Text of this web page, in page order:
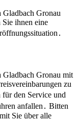
Gladbach Gronau
ihnen eine
Gladbach Gronau mit
zu
den Service und
anfallen․ Bitten
Sie über alle